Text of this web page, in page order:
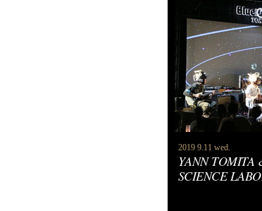
2019 9.11 wed.
YANN TOMITA
SCIENCE